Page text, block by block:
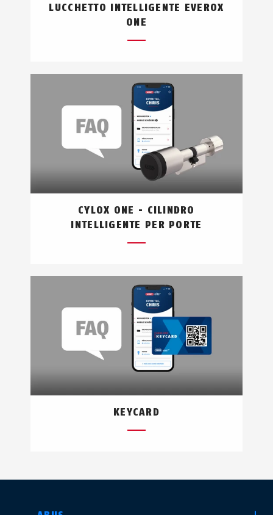
LUCCHETTO INTELLIGENTE EVEROX
ONE
CYLOX ONE - CILINDRO
INTELLIGENTE PER PORTE
KEYCARD